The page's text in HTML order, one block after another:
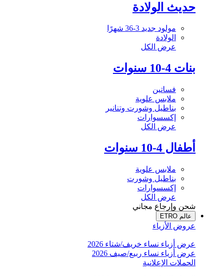
حديث الولادة
مولود جديد 3-36 شهرًا
الولادة
عرض الكل
بنات 4-10 سنوات
فساتين
ملابس علوية
بناطيل وشورت وتنانير
إكسسوارات
عرض الكل
أطفال 4-10 سنوات
ملابس علوية
بناطيل وشورت
إكسسوارات
عرض الكل
شحن وإرجاع مجاني
عالم ETRO
عروض الأزياء
عرض أزياء نساء خريف/شتاء 2026
عرض أزياء نساء ربيع/صيف 2026
الحملات الإعلانية